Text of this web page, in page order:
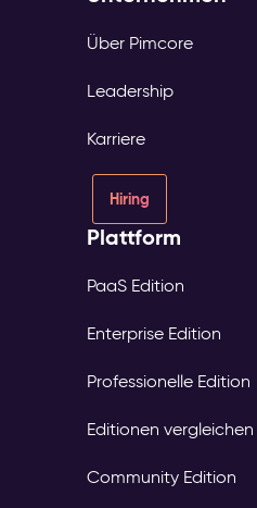
Über Pimcore
Leadership
Karriere
Hiring
Plattform
PaaS Edition
Enterprise Edition
Professionelle Edition
Editionen vergleichen
Community Edition